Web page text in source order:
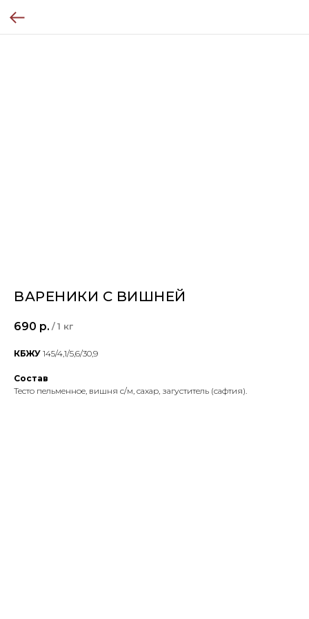
ВАРЕНИКИ С ВИШНЕЙ
690 р. / 1 кг
КБЖУ 145/4,1/5,6/30,9
Состав
Тесто пельменное, вишня с/м, сахар, загуститель (сафтия).